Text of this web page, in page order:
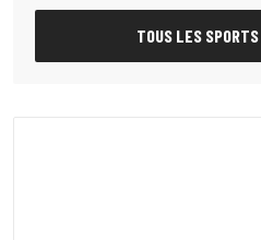
TOUS LES